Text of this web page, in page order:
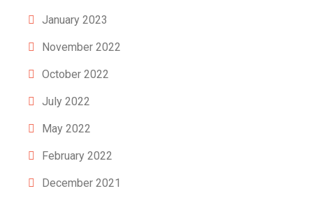
January 2023
November 2022
October 2022
July 2022
May 2022
February 2022
December 2021